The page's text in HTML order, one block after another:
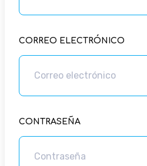
CORREO ELECTRÓNICO
CONTRASEÑA